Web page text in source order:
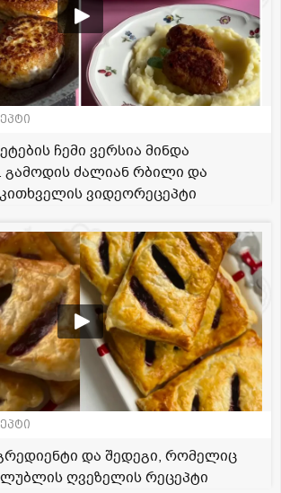
ჩემი ვერსია მინდა
გამოდის ძალიან რბილი და
ვიდეორეცეპტი
და შედეგი, რომელიც
ღვეზელის რეცეპტი